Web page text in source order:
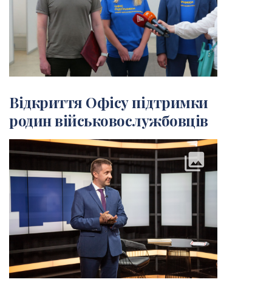
Відкриття Офісу підтримки
родин військовослужбовців
collections